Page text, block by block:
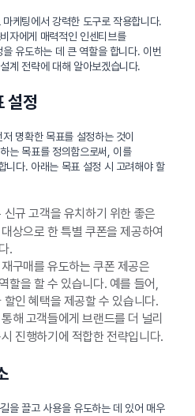
케팅에서 강력한 도구로 작용합니다.
자에게 매력적인 인센티브를
유도하는 데 큰 역할을 합니다. 이번
계 전략에 대해 알아보겠습니다.
설정
명확한 목표를 설정하는 것이
는 목표를 정의함으로써, 이를
니다. 아래는 목표 설정 시 고려해야 할
규 고객을 유치하기 위한 좋은
상으로 한 특별 쿠폰을 제공하여
.
구매를 유도하는 쿠폰 제공은
할을 할 수 있습니다. 예를 들어,
인 혜택을 제공할 수 있습니다.
해 고객들에게 브랜드를 더 널리
진행하기에 적합한 전략입니다.
을 끌고 사용을 유도하는 데 있어 매우